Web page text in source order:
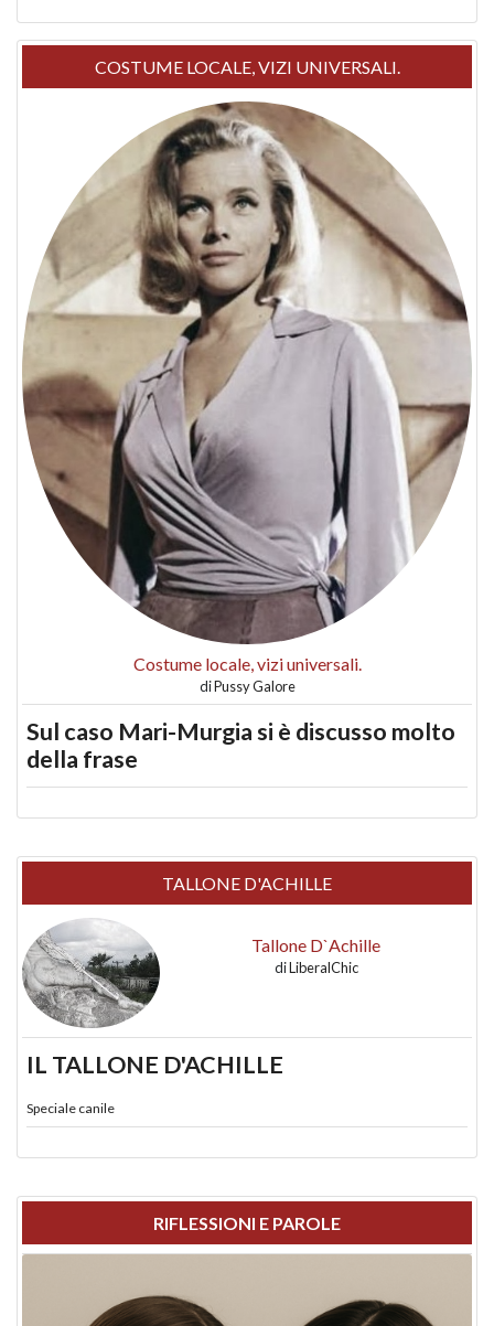
COSTUME LOCALE, VIZI UNIVERSALI.
Costume locale, vizi universali.
diPussy Galore
Sul caso Mari-Murgia si è discusso molto
della frase
TALLONE D'ACHILLE
Tallone D`Achille
diLiberalChic
IL TALLONE D'ACHILLE
Speciale canile
RIFLESSIONI E PAROLE